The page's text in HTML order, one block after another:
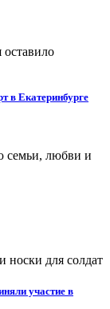
в Екатеринбурге
семьи, любви и
носки для солдат
участие в